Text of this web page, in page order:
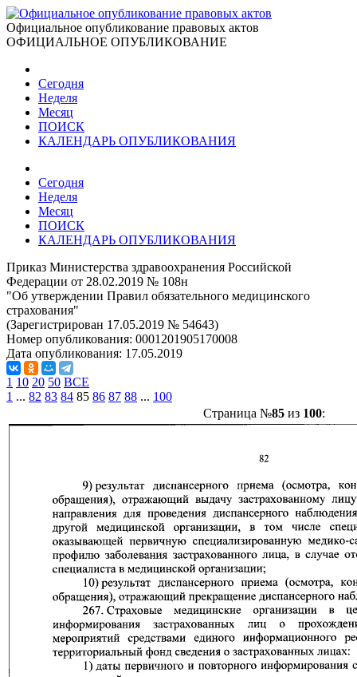
Официальное опубликование правовых актов
ОФИЦИАЛЬНОЕ ОПУБЛИКОВАНИЕ
Сегодня
Неделя
Месяц
ПОИСК
КАЛЕНДАРЬ ОПУБЛИКОВАНИЯ
Сегодня
Неделя
Месяц
ПОИСК
КАЛЕНДАРЬ ОПУБЛИКОВАНИЯ
Приказ Министерства здравоохранения Российской
Федерации от 28.02.2019 № 108н
"Об утверждении Правил обязательного медицинского
страхования"
(Зарегистрирован 17.05.2019 № 54643)
Номер опубликования: 0001201905170008
Дата опубликования: 17.05.2019
1 10 20 50 ВСЕ
1 ... 82 83 84 85 86 87 88 ... 100
Страница №85из 100: